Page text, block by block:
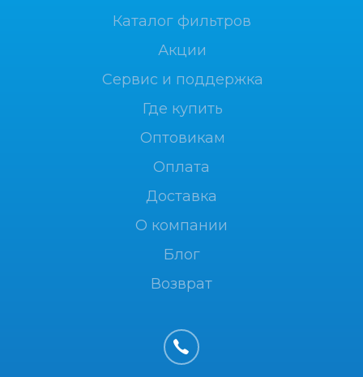
Каталог фильтров
Оплата
Доставка
О компании
Блог
Возврат
Акции
Сервис и поддержка
Где купить
Оптовикам